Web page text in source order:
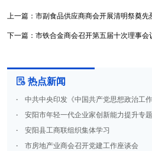
 热点新闻
· 中共中央印发《中国共产党思想政治工作
· 安阳市年轻一代企业家创新能力提升专
· 安阳县工商联组织集体学习
· 市房地产业商会召开党建工作座谈会
上一篇： 市副食品供应商商会开展清明祭奠先
下一篇： 市铁合金商会召开第五届十次理事会